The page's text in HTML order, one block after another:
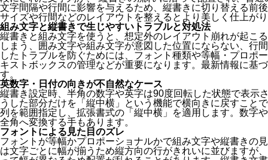
文字間隔や行間に影響を与えるため、縦書きに切り替える前
サイズや行間などのレイアウトを整えるとより美しく仕上が
組み文字と縦書きで生じやすいトラブルと対処法
縦書きと組み文字を使うと、想定外のレイアウト崩れが起こ
しまう、囲み文字や組み文字が意図した位置にならない、行
したトラブルを防ぐためには、フォント種類や等幅・プロポ
キストボックスの管理などが重要になります。最新情報に基
す。
英数字・日付の向きが不自然なケース
縦書き設定時、半角の数字や英字は90度回転した状態で表示
うした部分だけを「縦中横」という機能で横向きに戻すこと
列を範囲指定し、拡張書式の「縦中横」を適用します。数字
全角へ変換する手もあります。
フォントによる見た目のズレ
フォントが等幅かプロポーショナルかで組み文字や縦書きの
は文字ごとに幅が揃うため縦方向の行がきれいに並びますが